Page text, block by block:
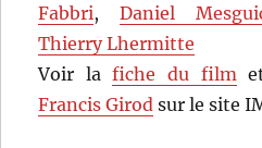
Fabbri,Daniel
Thierry Lhermitte
Voir lafiche du filmet
Francis Girod sur le site